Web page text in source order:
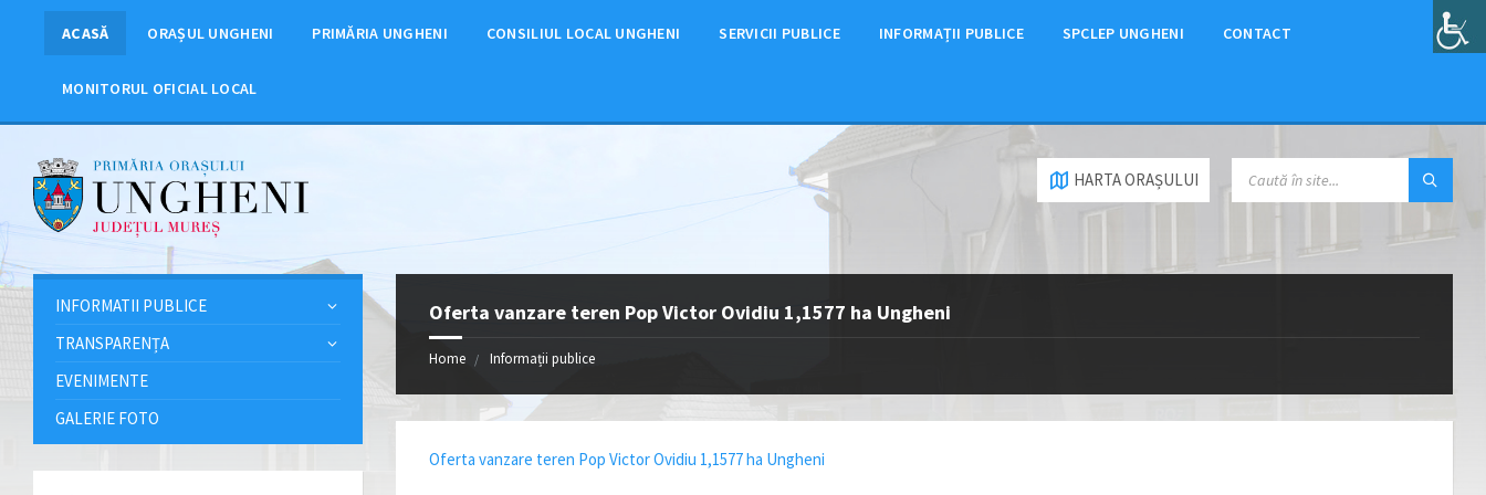
ACASĂ ORAȘUL UNGHENI PRIMĂRIA UNGHENI CONSILIUL LOCAL UNGHENI SERVICII PUBLICE INFORMAȚII PUBLICE SPCLEP UNGHENI CONTACT
MONITORUL OFICIAL LOCAL
HARTA ORAȘULUI
Oferta vanzare teren Pop Victor Ovidiu 1,1577 ha Ungheni
Home Informații publice
Oferta vanzare teren Pop Victor Ovidiu 1,1577 ha Ungheni
INFORMATII PUBLICE
TRANSPARENȚA
EVENIMENTE
GALERIE FOTO